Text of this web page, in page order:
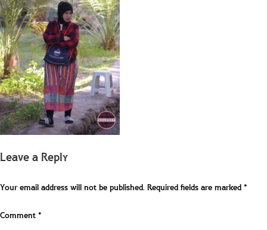
Leave a Reply
Your email address will not be published.Required fields are marked*
Comment*